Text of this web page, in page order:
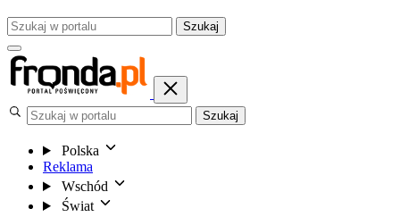
Szukaj
Szukaj
Polska
Reklama
Wschód
Świat